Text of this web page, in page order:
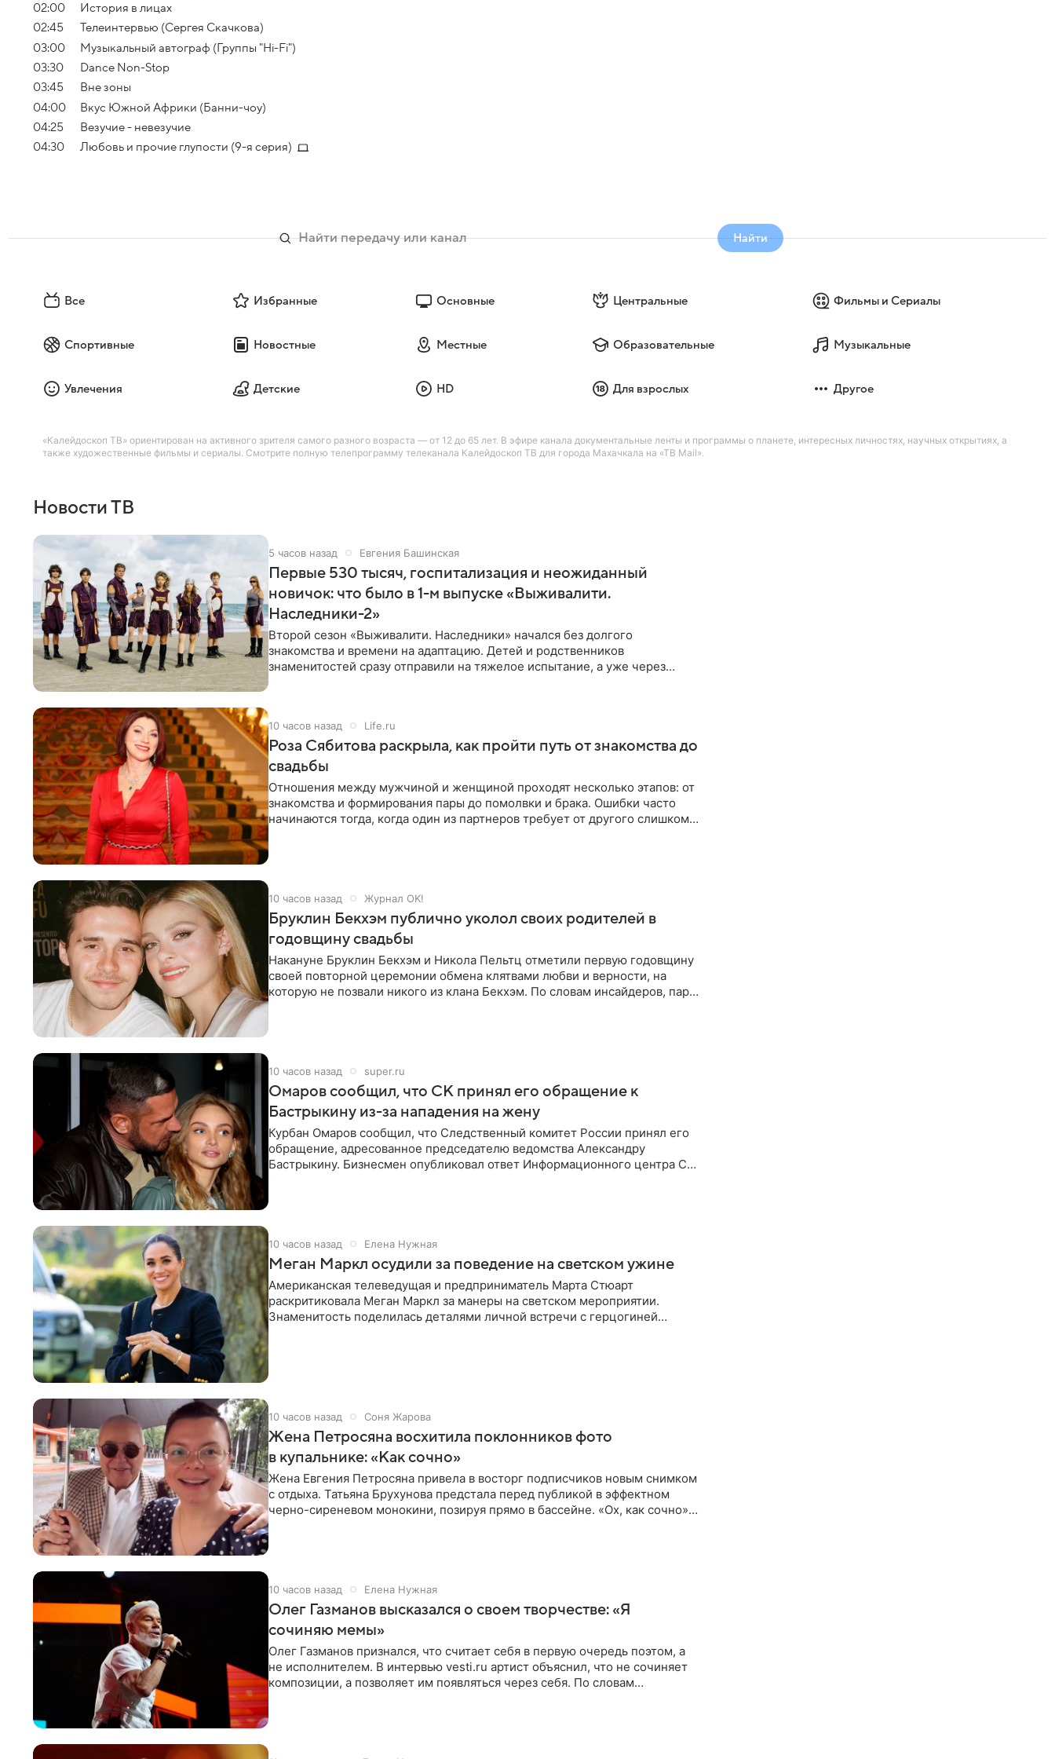
02:00
История в лицах
02:45
Телеинтервью (Сергея Скачкова)
03:00
Музыкальный автограф (Группы "Hi-Fi")
03:30
Dance Non-Stop
03:45
Вне зоны
04:00
Вкус Южной Африки (Банни-чоу)
04:25
Везучие - невезучие
04:30
Любовь и прочие глупости (9-я серия)
Найти
Все Избранные Основные Центральные Фильмы и Сериалы
Спортивные Новостные Местные Образовательные Музыкальные
Увлечения Детские HD Для взрослых Другое
«Калейдоскоп ТВ» ориентирован на активного зрителя самого разного возраста — от 12 до 65 лет. В эфире канала документальные ленты и программы о планете, интересных личностях, научных открытиях, а
также художественные фильмы и сериалы. Смотрите полную телепрограмму телеканала Калейдоскоп ТВ для города Махачкала на «ТВ Mail».
Новости ТВ
5 часов назад Евгения Башинская
Первые 530 тысяч, госпитализация и неожиданный
новичок: что было в 1-м выпуске «Выживалити.
Наследники-2»
Второй сезон «Выживалити. Наследники» начался без долгого
знакомства и времени на адаптацию. Детей и родственников
знаменитостей сразу отправили на тяжелое испытание, а уже через
10 часов назад Life.ru
Роза Сябитова раскрыла, как пройти путь от знакомства до
свадьбы
Отношения между мужчиной и женщиной проходят несколько этапов: от
знакомства и формирования пары до помолвки и брака. Ошибки часто
начинаются тогда, когда один из партнеров требует от другого слишком
10 часов назад Журнал OK!
Бруклин Бекхэм публично уколол своих родителей в
годовщину свадьбы
Накануне Бруклин Бекхэм и Никола Пельтц отметили первую годовщину
своей повторной церемонии обмена клятвами любви и верности, на
которую не позвали никого из клана Бекхэм. По словам инсайдеров, пара
10 часов назад super.ru
Омаров сообщил, что СК принял его обращение к
Бастрыкину из-за нападения на жену
Курбан Омаров сообщил, что Следственный комитет России принял его
обращение, адресованное председателю ведомства Александру
Бастрыкину. Бизнесмен опубликовал ответ Информационного центра СК
10 часов назад Елена Нужная
Меган Маркл осудили за поведение на светском ужине
Американская телеведущая и предприниматель Марта Стюарт
раскритиковала Меган Маркл за манеры на светском мероприятии.
Знаменитость поделилась деталями личной встречи с герцогиней
10 часов назад Соня Жарова
Жена Петросяна восхитила поклонников фото
в купальнике: «Как сочно»
Жена Евгения Петросяна привела в восторг подписчиков новым снимком
с отдыха. Татьяна Брухунова предстала перед публикой в эффектном
черно-сиреневом монокини, позируя прямо в бассейне. «Ох, как сочно»,
10 часов назад Елена Нужная
Олег Газманов высказался о своем творчестве: «Я
сочиняю мемы»
Олег Газманов признался, что считает себя в первую очередь поэтом, а
не исполнителем. В интервью vesti.ru артист объяснил, что не сочиняет
композиции, а позволяет им появляться через себя. По словам